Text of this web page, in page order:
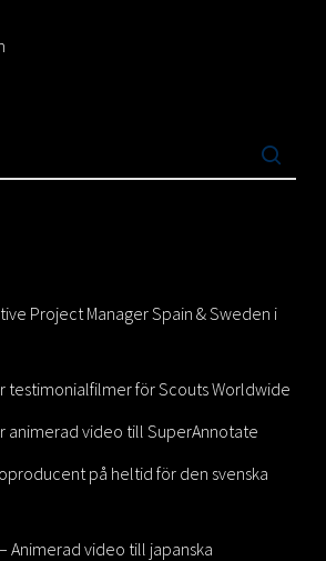
Project Manager Spain & Sweden i
testimonialfilmer för Scouts Worldwide
animerad video till SuperAnnotate
på heltid för den svenska
Animerad video till japanska